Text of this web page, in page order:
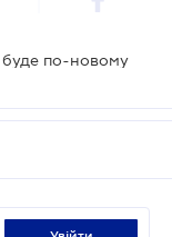
буде по-новому